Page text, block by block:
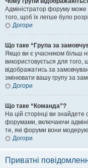
Адміністратор форуму може
того, щоб їх легше було
Догори
Що таке “Група за
Якщо ви є учасником більш
використовується для того,
відображатись за
змінювати вашу групу за
Догори
Що таке “Команда”?
На цій сторінці ви знайдете
форумами, включаючи
те, які форуми вони
Догори
Приватні